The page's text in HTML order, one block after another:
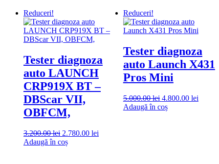
Reduceri!
Tester diagnoza
auto LAUNCH
CRP919X BT –
DBScar VII,
OBFCM,
3.200.00lei Prețul
inițial
2.780.00 lei
Adaugă în coș
Reduceri!
Tester diagnoza
auto Launch X431
Pros Mini
5.000.00lei Prețul
inițial
4.800.00 leiPrețul
Adaugă în coș